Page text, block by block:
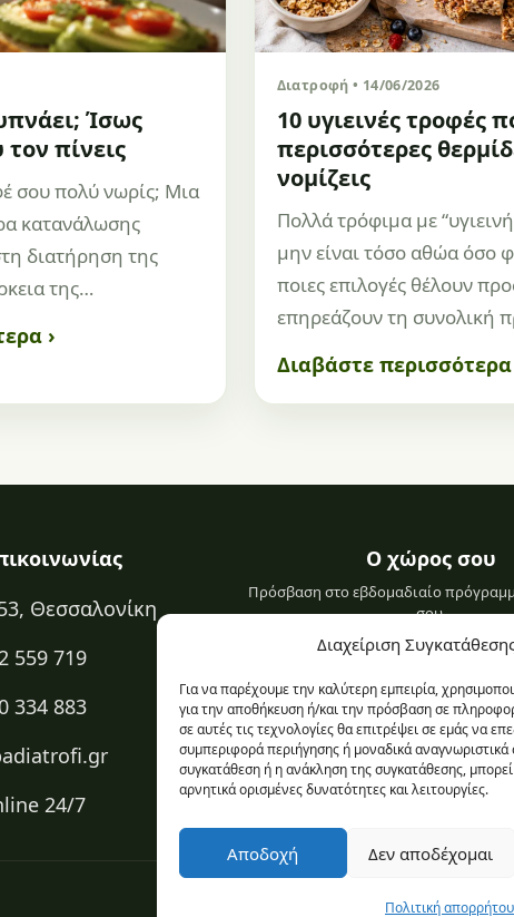
Διαχείριση
Για να παρέχουμε την καλύτερη εμπειρία,
για την αποθήκευση ή/και την πρόσβαση σε
σε αυτές τις τεχνολογίες θα επιτρέψει σε εμάς να
συμπεριφορά περιήγησης ή μοναδικά
συγκατάθεση ή η ανάκληση της συγκατάθεσης,
αρνητικά ορισμένες δυνατότητες και λειτουργίες.
Αποδοχή Δεν αποδέχομαι
Πολιτική απορρήτου
Ίσως
πίνεις
σου πολύ νωρίς; Μια
κατανάλωσης
διατήρηση της
της…
›
Διατροφή • 14/06/2026
10 υγιεινές τροφές
περισσότερες
νομίζεις
Πολλά τρόφιμα με
μην είναι τόσο αθώα όσο
ποιες επιλογές θέλουν
επηρεάζουν τη συνολική
Διαβάστε περισσότερα
Θεσσαλονίκη
559 719
334 883
24/7
Ο χώρος σου
Πρόσβαση στο εβδομαδιαίο
σου.
Σύνδεση στο προφίλ
Πολιτική cookies·